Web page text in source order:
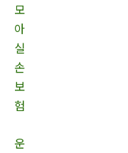
모
아
실
손
보
험
운